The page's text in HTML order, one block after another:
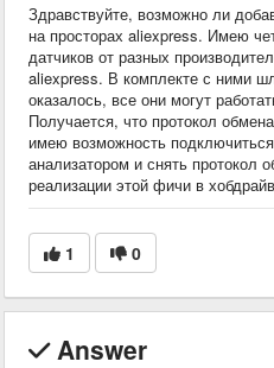
Здравствуйте, возможно ли
на просторах aliexpress. Имею
датчиков от разных
aliexpress. В комплекте с ними
оказалось, все они могут
Получается, что протокол
имею возможность
анализатором и снять протокол
реализации этой фичи в
1 0
Answer